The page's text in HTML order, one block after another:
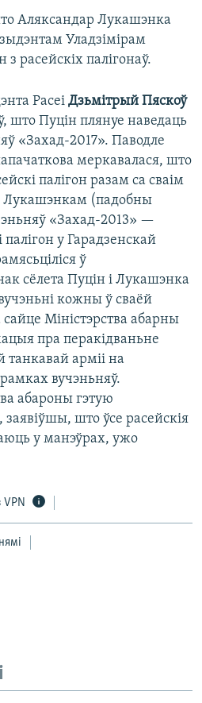
Аляксандар Лукашэнка
Уладзімірам
расейскіх палігонаў.
Расеі Дзьмітрый Пяскоў
што Пуцін плянуе наведаць
«Захад-2017». Паводле
меркавалася, што
палігон разам са сваім
Лукашэнкам (падобны
«Захад-2013» —
у Гарадзенскай
ў
сёлета Пуцін і Лукашэнка
кожны ў сваёй
Міністэрства абарны
пра перакідваньне
танкавай арміі на
вучэньняў.
абароны гэтую
што ўсе расейскія
у манэўрах, ужо
VPN